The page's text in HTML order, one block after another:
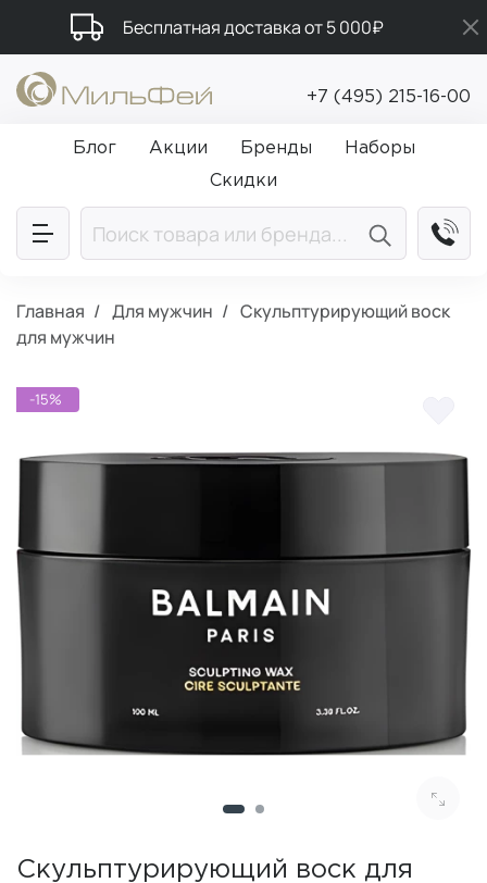
Бесплатная доставка от 5 000₽
Подарки в каждый заказ от 5 000₽
Промокод ПРИВЕТ
+7 (495) 215-16-00
Блог Акции Бренды
Наборы
Скидки
Главная Для мужчин
Cкульптурирующий воск
для мужчин
-15%
Cкульптурирующий воск для